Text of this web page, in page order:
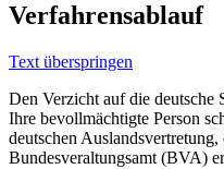
Verfahrensablauf
Text überspringen
Den Verzicht auf die deutsche
Ihre bevollmächtigte Person
deutschen
Bundesveraltungsamt (BVA)